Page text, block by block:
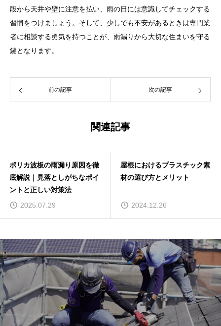
段から天井や壁に注意を払い、雨の日には意識してチェックする
習慣をつけましょう。そして、少しでも不安があるときは専門業
者に相談する勇気を持つことが、雨漏りから大切な住まいを守る
鍵となります。
前の記事 次の記事
関連記事
ポリカ波板の雨漏り原因を徹
底解説｜見落としがちなポイ
ントと正しい対策法
2025.07.29
屋根におけるプラスチック素
材の選び方とメリット
2024.12.26